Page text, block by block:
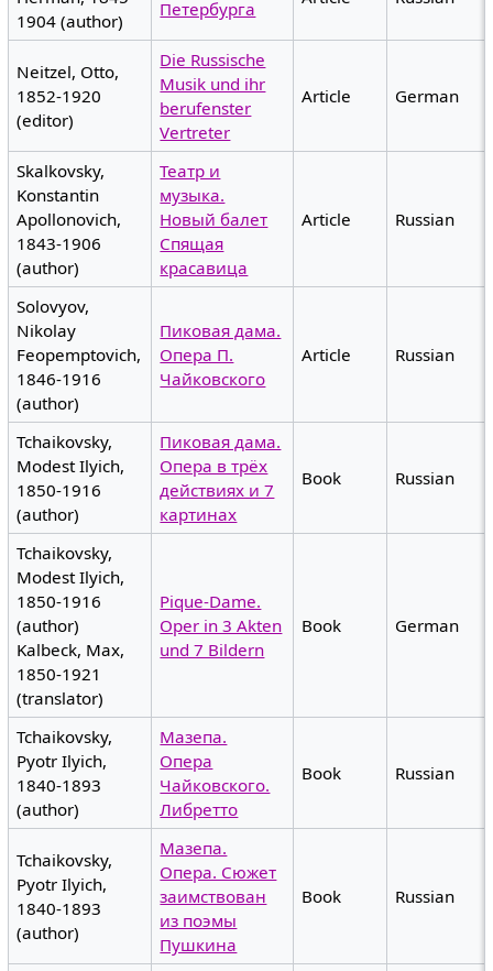
1904 (author)
Петербурга
Neitzel, Otto,
1852-1920
(editor)
Die Russische
Musik und ihr
berufenster
Vertreter
Article German
Skalkovsky,
Konstantin
Apollonovich,
1843-1906
(author)
Театр и
музыка.
Новый балет
Спящая
красавица
Article Russian
Solovyov,
Nikolay
Feopemptovich,
1846-1916
(author)
Пиковая дама.
Опера П.
Чайковского
Article Russian
Tchaikovsky,
Modest Ilyich,
1850-1916
(author)
Пиковая дама.
Опера в трёх
действиях и 7
картинах
Book Russian
Tchaikovsky,
Modest Ilyich,
1850-1916
(author)
Kalbeck, Max,
1850-1921
(translator)
Pique-Dame.
Oper in 3 Akten
und 7 Bildern
Book German
Tchaikovsky,
Pyotr Ilyich,
1840-1893
(author)
Мазепа.
Опера
Чайковского.
Либретто
Book Russian
Tchaikovsky,
Pyotr Ilyich,
1840-1893
(author)
Мазепа.
Опера. Сюжет
заимствован
из поэмы
Пушкина
Book Russian